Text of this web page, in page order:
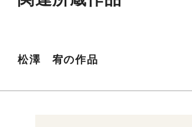
松澤 宥の作品